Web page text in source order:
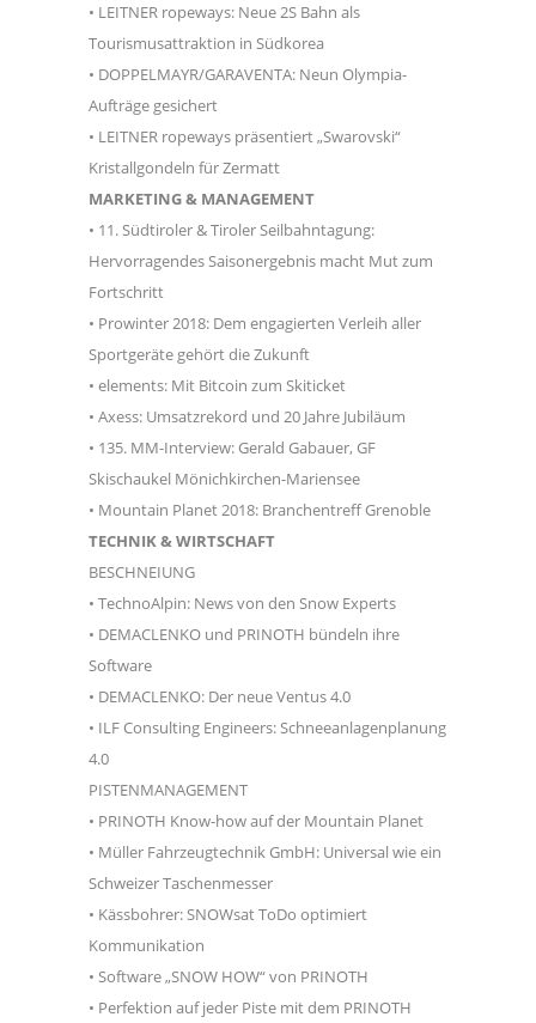
• LEITNER ropeways: Neue 2S Bahn als
Tourismusattraktion in Südkorea
• DOPPELMAYR/GARAVENTA: Neun Olympia-
Aufträge gesichert
• LEITNER ropeways präsentiert „Swarovski“
Kristallgondeln für Zermatt
MARKETING & MANAGEMENT
• 11. Südtiroler & Tiroler Seilbahntagung:
Hervorragendes Saisonergebnis macht Mut zum
Fortschritt
• Prowinter 2018: Dem engagierten Verleih aller
Sportgeräte gehört die Zukunft
• elements: Mit Bitcoin zum Skiticket
• Axess: Umsatzrekord und 20 Jahre Jubiläum
• 135. MM-Interview: Gerald Gabauer, GF
Skischaukel Mönichkirchen-Mariensee
• Mountain Planet 2018: Branchentreff Grenoble
TECHNIK & WIRTSCHAFT
BESCHNEIUNG
• TechnoAlpin: News von den Snow Experts
• DEMACLENKO und PRINOTH bündeln ihre
Software
• DEMACLENKO: Der neue Ventus 4.0
• ILF Consulting Engineers: Schneeanlagenplanung
4.0
PISTENMANAGEMENT
• PRINOTH Know-how auf der Mountain Planet
• Müller Fahrzeugtechnik GmbH: Universal wie ein
Schweizer Taschenmesser
• Kässbohrer: SNOWsat ToDo optimiert
Kommunikation
• Software „SNOW HOW“ von PRINOTH
• Perfektion auf jeder Piste mit dem PRINOTH